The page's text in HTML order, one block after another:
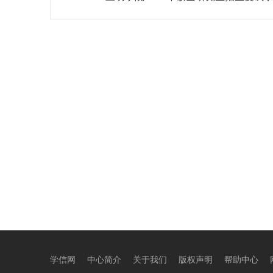
学信网 中心简介 关于我们 版权声明 帮助中心